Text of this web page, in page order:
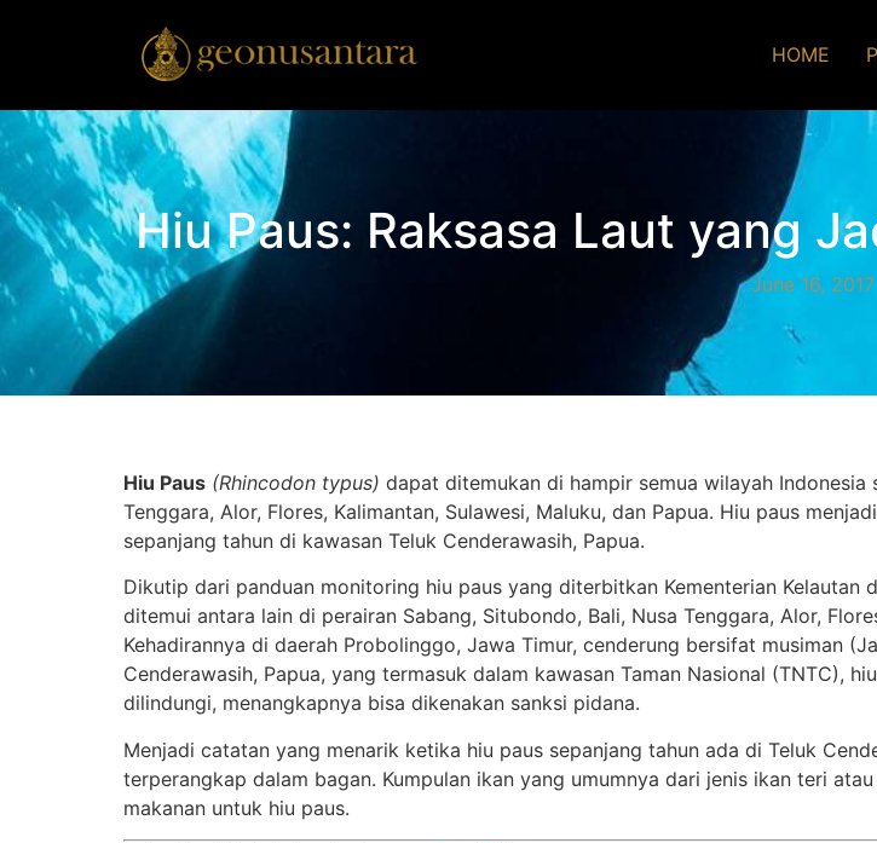
HOME
Hiu Paus: Raksasa Laut yang
June 16, 2017
Hiu Paus (Rhincodon typus) dapat ditemukan di hampir semua wilayah
Tenggara, Alor, Flores, Kalimantan, Sulawesi, Maluku, dan Papua. Hiu paus
sepanjang tahun di kawasan Teluk Cenderawasih, Papua.
Dikutip dari panduan monitoring hiu paus yang diterbitkan Kementerian Kelautan
ditemui antara lain di perairan Sabang, Situbondo, Bali, Nusa Tenggara, Alor,
Kehadirannya di daerah Probolinggo, Jawa Timur, cenderung bersifat musiman
Cenderawasih, Papua, yang termasuk dalam kawasan Taman Nasional (TNTC),
dilindungi, menangkapnya bisa dikenakan sanksi pidana.
Menjadi catatan yang menarik ketika hiu paus sepanjang tahun ada di Teluk
terperangkap dalam bagan. Kumpulan ikan yang umumnya dari jenis ikan teri
makanan untuk hiu paus.